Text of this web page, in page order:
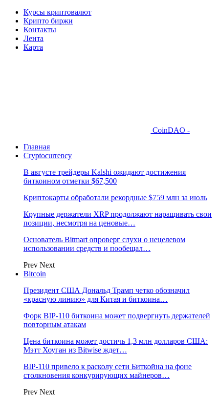
Курсы криптовалют
Крипто биржи
Контакты
Лента
Карта
CoinDAO -
Главная
Cryptocurrency
В августе трейдеры Kalshi ожидают достижения
биткоином отметки $67,500
Криптокарты обработали рекордные $759 млн за июль
Крупные держатели XRP продолжают наращивать свои
позиции, несмотря на ценовые…
Основатель Bitmart опроверг слухи о нецелевом
использовании средств и пообещал…
Prev Next
Bitcoin
Президент США Дональд Трамп четко обозначил
«красную линию» для Китая и биткоина…
Форк BIP-110 биткоина может подвергнуть держателей
повторным атакам
Цена биткоина может достичь 1,3 млн долларов США:
Мэтт Хоуган из Bitwise ждет…
BIP-110 привело к расколу сети Биткойна на фоне
столкновения конкурирующих майнеров…
Prev Next